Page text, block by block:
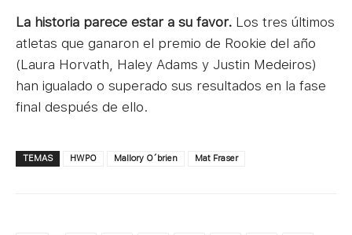
La historia parece estar a su favor. Los tres últimos
atletas que ganaron el premio de Rookie del año
(Laura Horvath, Haley Adams y Justin Medeiros)
han igualado o superado sus resultados en la fase
final después de ello.
TEMAS HWPO Mallory O´brien Mat Fraser